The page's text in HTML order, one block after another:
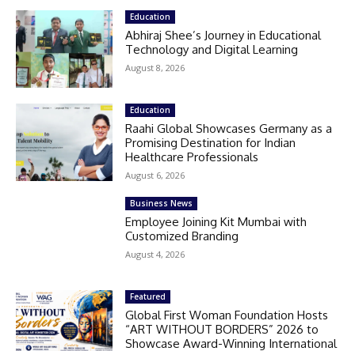
Education
Abhiraj Shee’s Journey in Educational
Technology and Digital Learning
August 8, 2026
Education
Raahi Global Showcases Germany as a
Promising Destination for Indian
Healthcare Professionals
August 6, 2026
Business News
Employee Joining Kit Mumbai with
Customized Branding
August 4, 2026
Featured
Global First Woman Foundation Hosts
“ART WITHOUT BORDERS” 2026 to
Showcase Award-Winning International